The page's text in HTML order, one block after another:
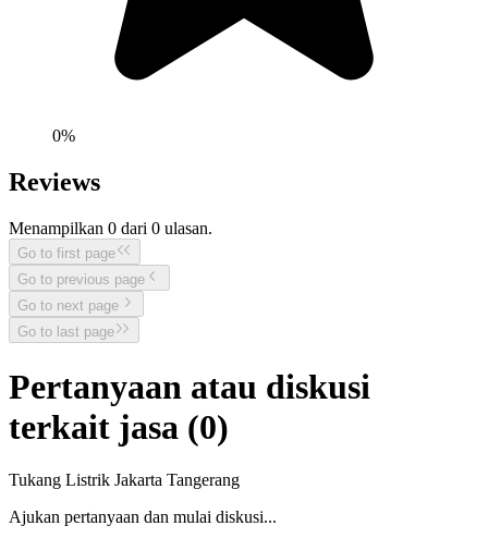
0%
Reviews
Menampilkan 0 dari 0 ulasan.
Go to first page
Go to previous page
Go to next page
Go to last page
Pertanyaan atau diskusi
terkait jasa (0)
Tukang Listrik Jakarta Tangerang
Ajukan pertanyaan dan mulai diskusi...